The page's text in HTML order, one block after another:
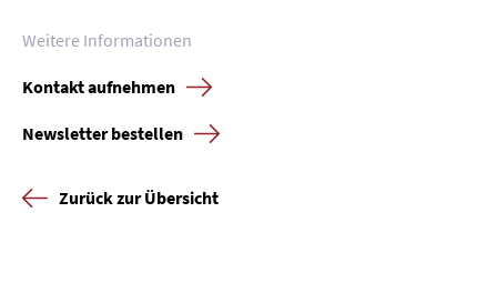
Weitere Informationen
Kontakt aufnehmen
Newsletter bestellen
Zurück zur Übersicht